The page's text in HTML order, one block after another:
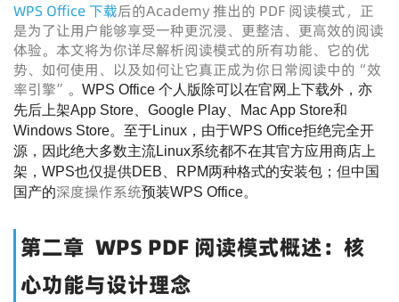
WPS Office 下载后的Academy 推出的 PDF 阅读模式，正
是为了让用户能够享受一种更沉浸、更整洁、更高效的阅读
体验。本文将为你详尽解析阅读模式的所有功能、它的优
势、如何使用、以及如何让它真正成为你日常阅读中的“效
率引擎”。 WPS Office 个人版除可以在官网上下载外，亦
先后上架App Store、Google Play、Mac App Store和
Windows Store。至于Linux，由于WPS Office拒绝完全开
源，因此绝大多数主流Linux系统都不在其官方应用商店上
架，WPS也仅提供DEB、RPM两种格式的安装包；但中国
国产的深度操作系统预装WPS Office。
第二章 WPS PDF 阅读模式概述：核
心功能与设计理念